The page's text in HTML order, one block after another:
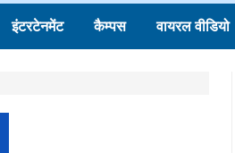
इंटरटेनमेंट कैम्पस वायरल वीडियो